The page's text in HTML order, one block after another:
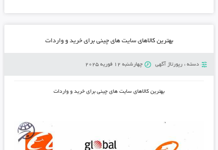
بهترین کالاهای سایت های چینی برای خرید و واردات
دسته : رپورتاژ آگهی چهارشنبه 12 فوریه 2025
بهترین کالاهای سایت های چینی برای خرید و واردات